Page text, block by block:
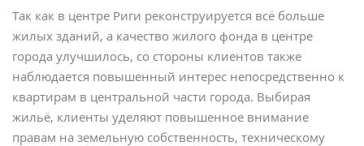
Так как в центре Риги реконструируется всё больше
жилых зданий, а качество жилого фонда в центре
города улучшилось, со стороны клиентов также
наблюдается повышенный интерес непосредственно к
квартирам в центральной части города. Выбирая
жильё, клиенты уделяют повышенное внимание
правам на земельную собственность, техническому